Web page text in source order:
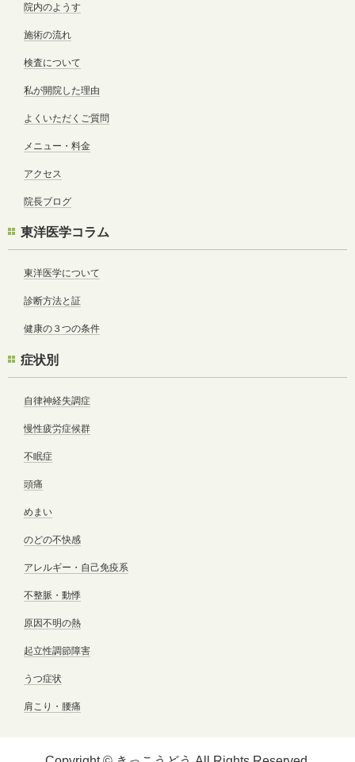
院内のようす
施術の流れ
検査について
私が開院した理由
よくいただくご質問
メニュー・料金
アクセス
院長ブログ
東洋医学コラム
東洋医学について
診断方法と証
健康の３つの条件
症状別
自律神経失調症
慢性疲労症候群
不眠症
頭痛
めまい
のどの不快感
アレルギー・自己免疫系
不整脈・動悸
原因不明の熱
起立性調節障害
うつ症状
肩こり・腰痛